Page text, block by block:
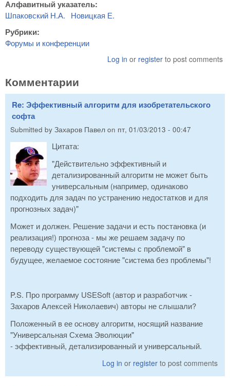
Алфавитный указатель:
Шпаковский Н.А. Новицкая Е.
Рубрики:
Форумы и конференции
Log in or register to post comments
Комментарии
Re: Эффективный алгоритм для изобретательского
софта
Submitted by Захаров Павел on пт, 01/03/2013 - 00:47
Цитата:
"Действительно эффективный и
детализированный алгоритм не может быть
универсальным (например, одинаково
подходить для задач по устранению недостатков и для
прогнозных задач)"
Может и должен. Решение задачи и есть постановка (и
реализация!) прогноза - мы же решаем задачу по
переводу существующей "системы с проблемой" в
будущее, желаемое состояние "система без проблемы"!
P.S. Про программу USESoft (автор и разработчик -
Захаров Алексей Николаевич) авторы не слышали?
Положенный в ее основу алгоритм, носящий название
"Универсальная Схема Эволюции"
- эффективный, детализированный и универсальный.
Log in or register to post comments